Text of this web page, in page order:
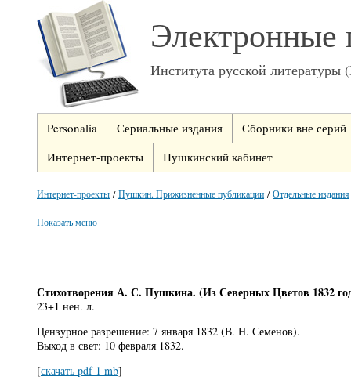
Электронные
Института русской
Personalia Сериальные издания
Сборники вне серий
Интернет-проекты
Пушкинский кабинет
Интернет-проекты /Пушкин. Прижизненные публикации /Отдельные издания
Показать меню
Стихотворения А. С. Пушкина. (Из Северных Цветов 1832
23+1 нен. л.
Цензурное разрешение: 7 января 1832 (В. Н. Семенов).
Выход в свет: 10 февраля 1832.
[скачать pdf 1 mb]